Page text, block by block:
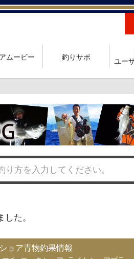
ムービー 釣りサポ
ユー
た。
ョア青物釣果情報